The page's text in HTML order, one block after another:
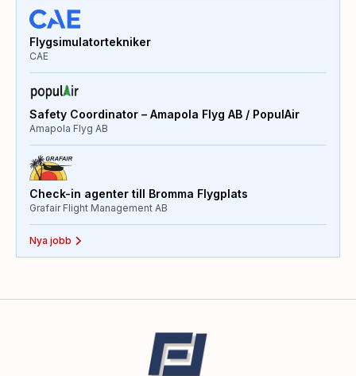
Flygsimulatortekniker
CAE
Safety Coordinator – Amapola Flyg AB / PopulAir
Amapola Flyg AB
Check-in agenter till Bromma Flygplats
Grafair Flight Management AB
Nya jobb